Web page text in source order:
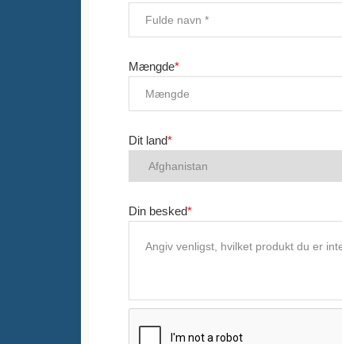
Mængde*
Dit land*
Din besked*